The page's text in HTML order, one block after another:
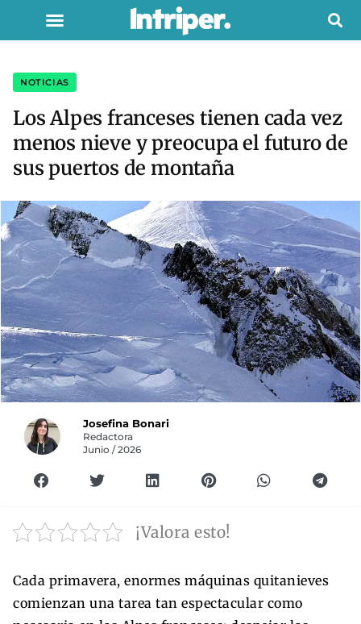
NOTICIAS
Los Alpes franceses tienen cada vez
menos nieve y preocupa el futuro de
sus puertos de montaña
Josefina Bonari
Redactora
Junio / 2026
¡Valora esto!
Cada primavera, enormes máquinas quitanieves
comienzan una tarea tan espectacular como